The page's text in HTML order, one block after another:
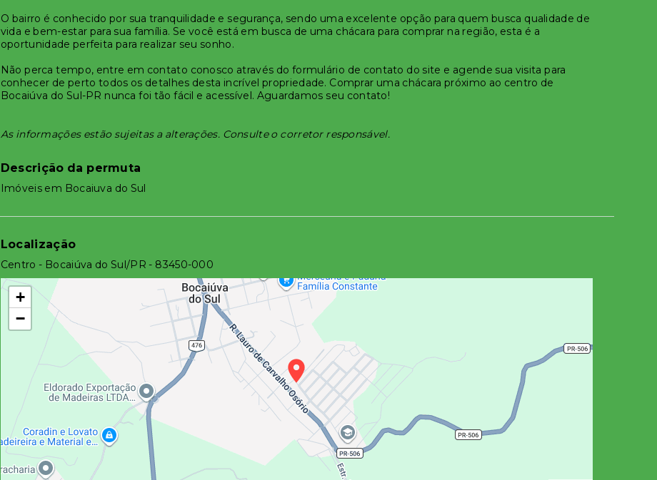
O bairro é conhecido por sua tranquilidade e segurança, sendo uma excelente opção para quem busca qualidade de
vida e bem-estar para sua família. Se você está em busca de uma chácara para comprar na região, esta é a
oportunidade perfeita para realizar seu sonho.
Não perca tempo, entre em contato conosco através do formulário de contato do site e agende sua visita para
conhecer de perto todos os detalhes desta incrível propriedade. Comprar uma chácara próximo ao centro de
Bocaiúva do Sul-PR nunca foi tão fácil e acessível. Aguardamos seu contato!
As informações estão sujeitas a alterações. Consulte o corretor responsável.
Descrição da permuta
Imóveis em Bocaiuva do Sul
Localização
Centro - Bocaiúva do Sul/PR - 83450-000
+
−